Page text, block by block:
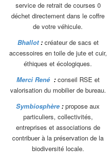
service de retrait de courses 0
déchet directement dans le coffre
de votre véhicule.
Bhallot:créateur de sacs et
accessoires en toile de jute et cuir,
éthiques et écologiques.
Merci René : conseil RSE et
valorisation du mobilier de bureau.
Symbiosphère : propose aux
particuliers, collectivités,
entreprises et associations de
contribuer à la préservation de la
biodiversité locale.